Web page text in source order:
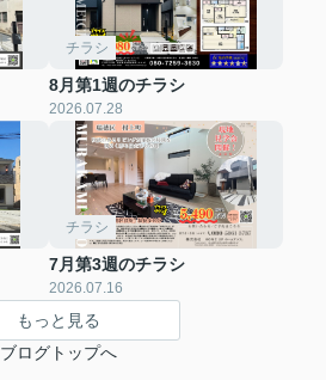
チラシ
8月第1週のチラシ
2026.07.28
チラシ
7月第3週のチラシ
2026.07.16
もっと見る
ブログトップへ